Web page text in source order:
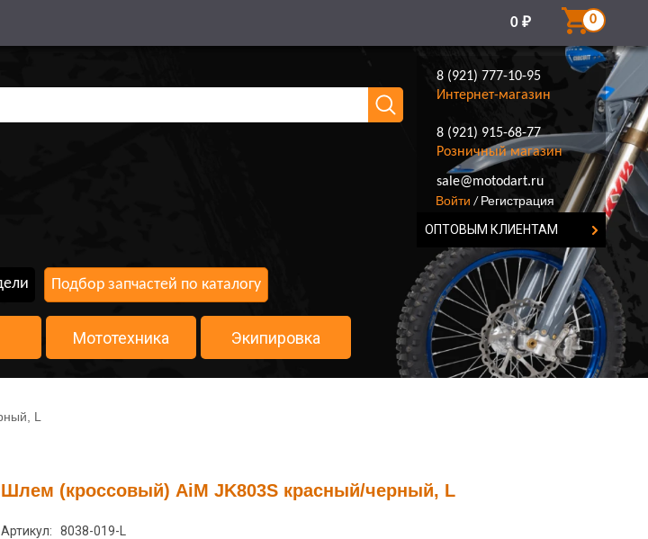
0 ₽ 0
8 (921) 777-10-95
Интернет-магазин
8 (921) 915-68-77
Розничный магазин
8 (921) 777-10-95
sale@motodart.ru
Войти / Регистрация
ОПТОВЫМ КЛИЕНТАМ
Подбор запчастей по каталогу
Мототехника Экипировка
L
Шлем (кроссовый) AiM JK803S красный/черный, L
Артикул: 8038-019-L